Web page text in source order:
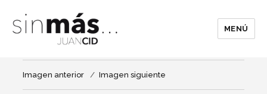
MENÚ
Imagen anterior Imagen siguiente